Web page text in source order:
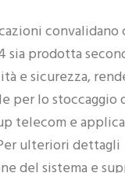
convalidano
sia prodotta
e sicurezza,
per lo stoccaggio
telecom e
ulteriori dettagli